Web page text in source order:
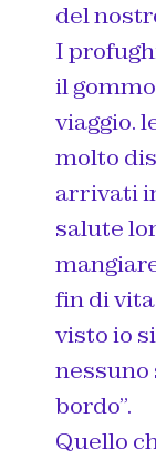
del
I
il
viaggio.
molto
arrivati
salute
fin di
visto io
nessuno
bordo”.
Quello